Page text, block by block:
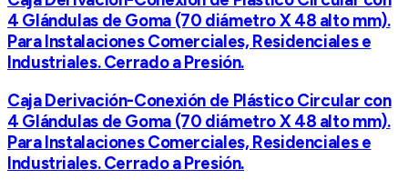
4 Glándulas de Goma (70 diámetro X 48 alto mm).
Para Instalaciones Comerciales, Residenciales e
Industriales. Cerrado a Presión.
Caja Derivación-Conexión de Plástico Circular con
4 Glándulas de Goma (70 diámetro X 48 alto mm).
Para Instalaciones Comerciales, Residenciales e
Industriales. Cerrado a Presión.